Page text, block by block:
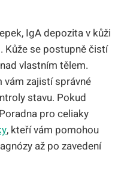
IgA depozita v kůži
Kůže se postupně čistí
vlastním tělem.
zajistí správné
stavu. Pokud
pro celiaky
, kteří vám pomohou
až po zavedení